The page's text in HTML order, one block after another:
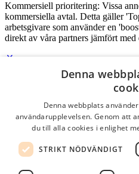
Kommersiell prioritering: Vissa
kommersiella avtal. Detta gäller
arbetsgivare som använder en
direkt av våra partners jämfört med
Lösenord
kom ihåg mig
Denna
Denna webbplats
användarupplevelsen. Genom att
du till alla cookies i enlighet
STRIKT NÖDVÄNDIGT